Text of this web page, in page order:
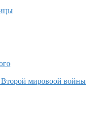
Второй мировоой войны